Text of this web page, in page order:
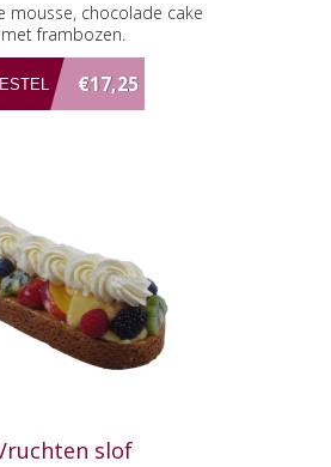
mousse, chocolade cake
met frambozen.
€17,25
slof